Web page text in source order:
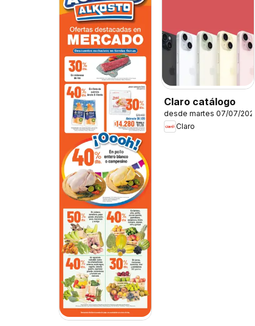
Claro catálogo
desde martes 07/07/2026
Claro